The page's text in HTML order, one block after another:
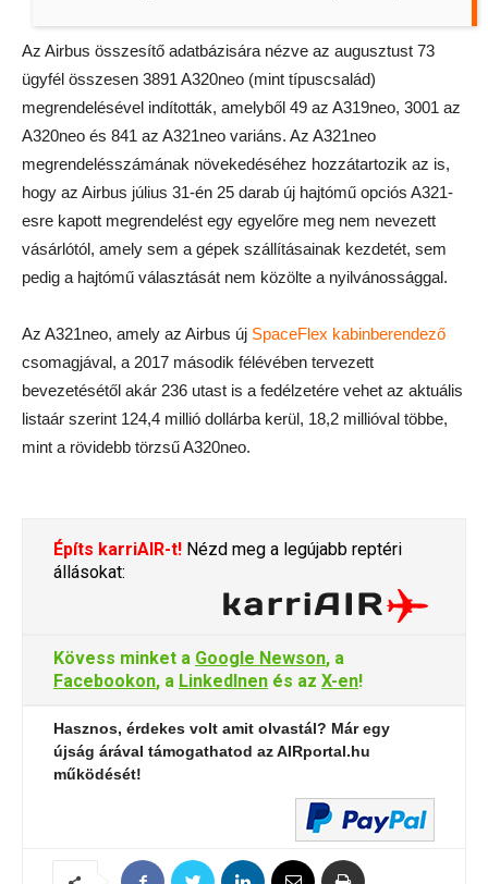
Az Airbus összesítő adatbázisára nézve az augusztust 73
ügyfél összesen 3891 A320neo (mint típuscsalád)
megrendelésével indították, amelyből 49 az A319neo, 3001 az
A320neo és 841 az A321neo variáns. Az A321neo
megrendelésszámának növekedéséhez hozzátartozik az is,
hogy az Airbus július 31-én 25 darab új hajtómű opciós A321-
esre kapott megrendelést egy egyelőre meg nem nevezett
vásárlótól, amely sem a gépek szállításainak kezdetét, sem
pedig a hajtómű választását nem közölte a nyilvánossággal.
Az A321neo, amely az Airbus új SpaceFlex kabinberendező
csomagjával, a 2017 második félévében tervezett
bevezetésétől akár 236 utast is a fedélzetére vehet az aktuális
listaár szerint 124,4 millió dollárba kerül, 18,2 millióval többe,
mint a rövidebb törzsű A320neo.
Építs karriAIR-t! Nézd meg a legújabb reptéri
állásokat:
Kövess minket a Google Newson, a
Facebookon, a LinkedInen és az X-en!
Hasznos, érdekes volt amit olvastál? Már egy
újság árával támogathatod az AIRportal.hu
működését!